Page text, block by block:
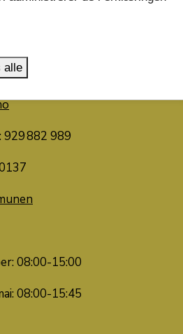
929 882 989
08:00-15:00
08:00-15:45
alle